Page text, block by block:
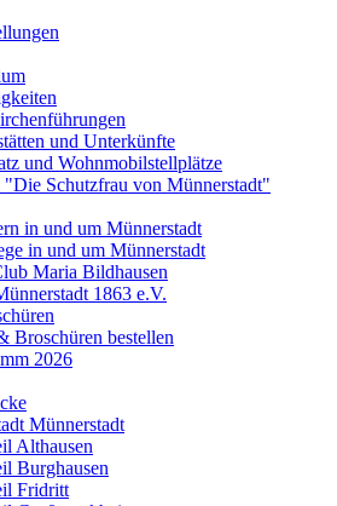
und Unterkünfte
und Wohnmobilstellplätze
Schutzfrau von Münnerstadt"
in und um Münnerstadt
in und um Münnerstadt
Maria Bildhausen
1863 e.V.
Broschüren bestellen
2026
Münnerstadt
Althausen
Burghausen
Fridritt